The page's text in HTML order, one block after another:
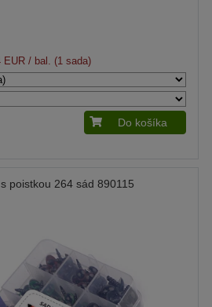
EUR / bal. (1 sada)
Do košíka
poistkou 264 sád 890115